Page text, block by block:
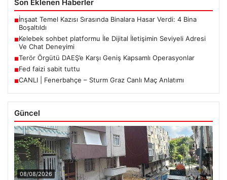
Son Eklenen Haberler
■İnşaat Temel Kazısı Sırasında Binalara Hasar Verdi: 4 Bina
Boşaltıldı
■Kelebek sohbet platformu İle Dijital İletişimin Seviyeli Adresi
Ve Chat Deneyimi
■Terör Örgütü DAEŞ’e Karşı Geniş Kapsamlı Operasyonlar
■Fed faizi sabit tuttu
■CANLI | Fenerbahçe – Sturm Graz Canlı Maç Anlatımı
Güncel
08/08/2026